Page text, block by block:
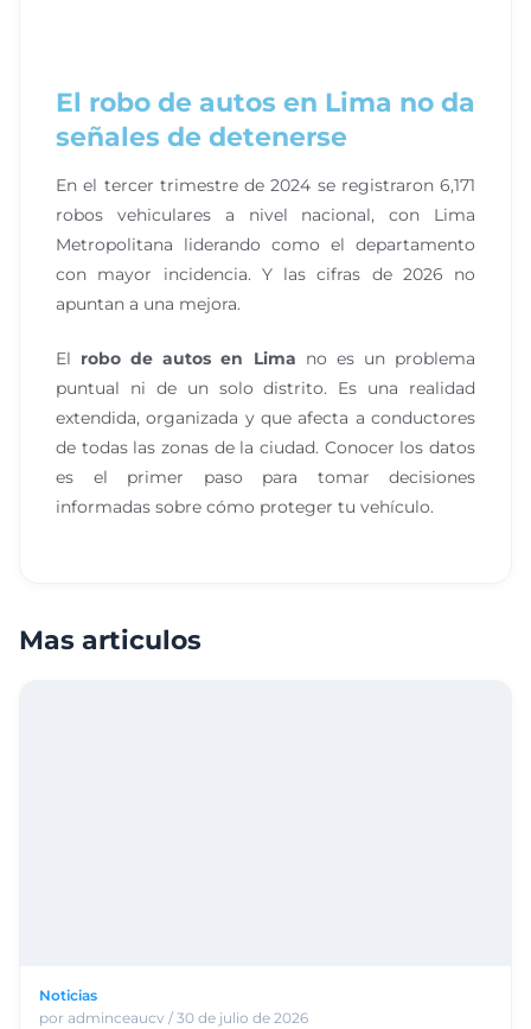
El robo de autos en Lima no da
señales de detenerse
En el tercer trimestre de 2024 se registraron 6,171
robos vehiculares a nivel nacional, con Lima
Metropolitana liderando como el departamento
con mayor incidencia. Y las cifras de 2026 no
apuntan a una mejora.
El robo de autos en Lima no es un problema
puntual ni de un solo distrito. Es una realidad
extendida, organizada y que afecta a conductores
de todas las zonas de la ciudad. Conocer los datos
es el primer paso para tomar decisiones
informadas sobre cómo proteger tu vehículo.
Mas articulos
Noticias
por adminceaucv / 30 de julio de 2026